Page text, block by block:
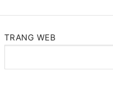
TRANG WEB